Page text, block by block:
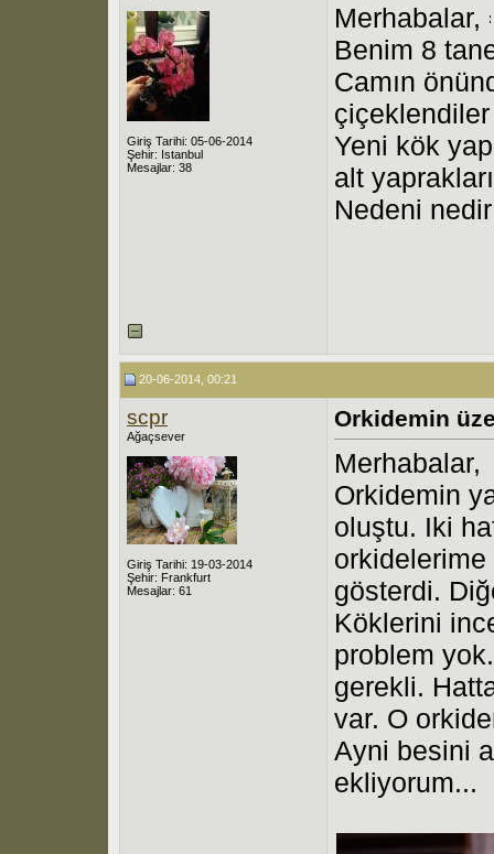
Giriş Tarihi: 05-06-2014
Şehir: Istanbul
Mesajlar: 38
Merhabalar,
Benim 8
Camın
çiçeklendiler
Yeni kök
alt
Nedeni
20-06-2014, 00:21
scpr
Ağaçsever
Giriş Tarihi: 19-03-2014
Şehir: Frankfurt
Mesajlar: 61
Orkidemin
Merhabalar,
Orkidemin
oluştu. Iki
gösterdi.
Köklerini
problem
gerekli.
var. O
Ayni besini
ekliyorum...